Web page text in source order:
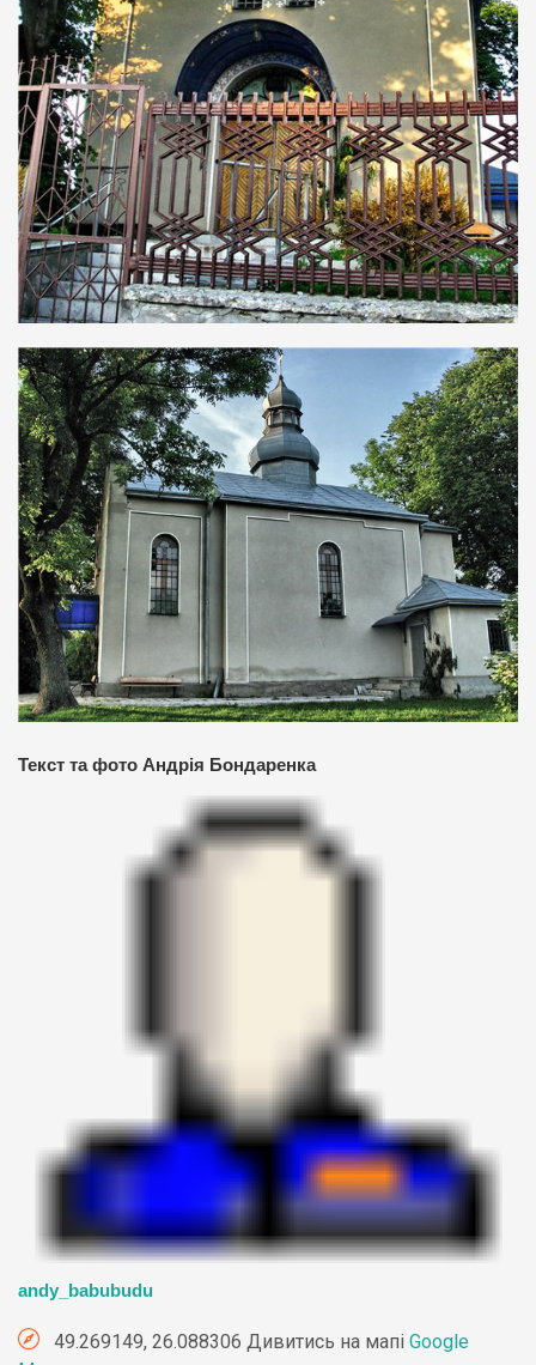
Текст та фото Андрія Бондаренка
andy_babubudu
49.269149, 26.088306 Дивитись на мапі Google